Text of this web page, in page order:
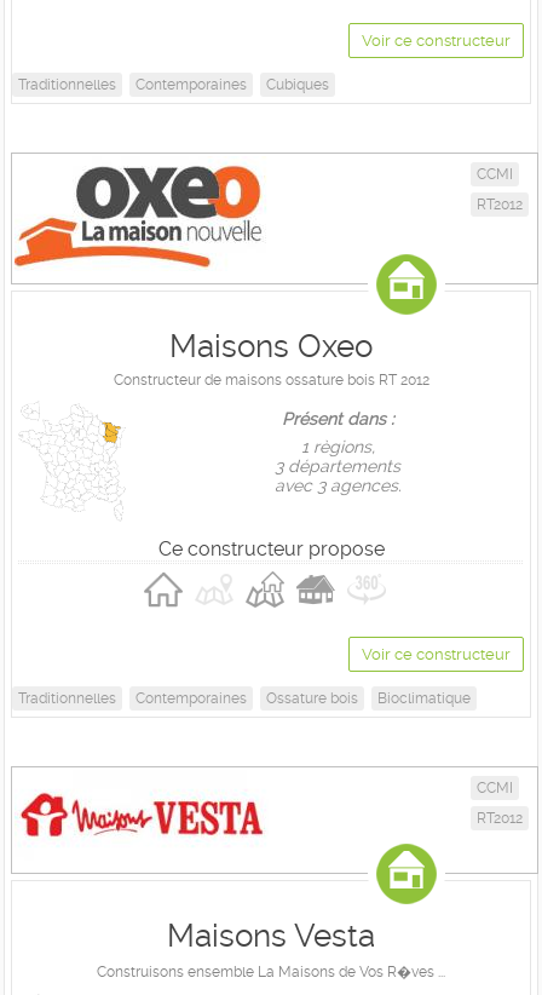
Voir ce constructeur
Traditionnelles Contemporaines Cubiques
CCMI
RT2012
Maisons Oxeo
Constructeur de maisons ossature bois RT 2012
Présent dans :
1 règions,
3 départements
avec 3 agences.
Ce constructeur propose
Voir ce constructeur
Traditionnelles Contemporaines Ossature bois Bioclimatique
CCMI
RT2012
Maisons Vesta
Construisons ensemble La Maisons de Vos R�ves ...